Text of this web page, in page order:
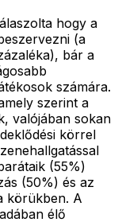
hogy a
(a
bár a
számára.
szerint a
valójában sokan
körrel
(55%)
(50%) és az
körükben. A
élő